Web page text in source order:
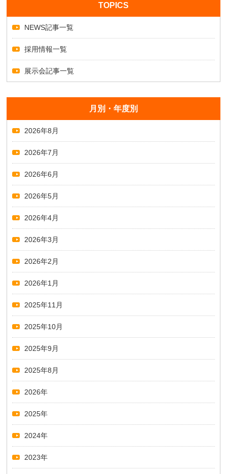
TOPICS
NEWS記事一覧
採用情報一覧
展示会記事一覧
月別・年度別
2026年8月
2026年7月
2026年6月
2026年5月
2026年4月
2026年3月
2026年2月
2026年1月
2025年11月
2025年10月
2025年9月
2025年8月
2026年
2025年
2024年
2023年